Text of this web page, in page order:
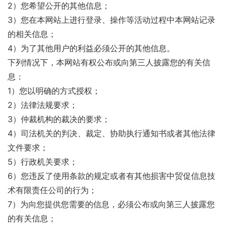
2）您希望公开的其他信息；
3）您在本网站上进行登录、操作等活动过程中本网站记录
的相关信息；
4）为了其他用户的利益必须公开的其他信息。
下列情况下，本网站有权公布或向第三人披露您的有关信
息：
1）您以明确的方式授权；
2）法律法规要求；
3）仲裁机构的裁决的要求；
4）司法机关的判决、裁定、协助执行通知书或者其他法律
文件要求；
5）行政机关要求；
6）您违反了使用条款的规定或者有其他损害中贸促信息技
术有限责任公司的行为；
7）为向您提供您需要的信息，必须公布或向第三人披露您
的有关信息；